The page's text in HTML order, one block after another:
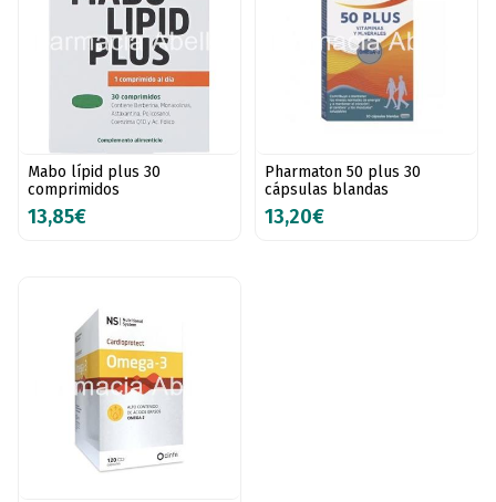
Mabo lípid plus 30
comprimidos
13,85€
Pharmaton 50 plus 30
cápsulas blandas
13,20€